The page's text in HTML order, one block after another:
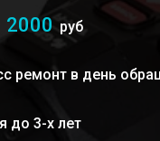
2000 руб
ремонт в день
до 3-х лет